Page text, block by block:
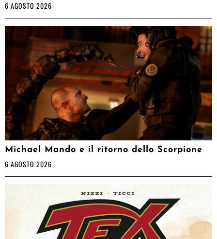
6 AGOSTO 2026
Michael Mando e il ritorno dello Scorpione
6 AGOSTO 2026